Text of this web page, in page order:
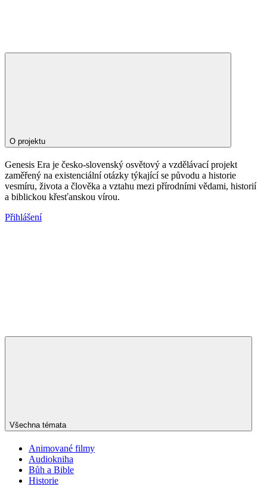
O projektu
Genesis Era je česko-slovenský osvětový a vzdělávací projekt
zaměřený na existenciální otázky týkající se původu a historie
vesmíru, života a člověka a vztahu mezi přírodními vědami, historií
a biblickou křesťanskou vírou.
Přihlášení
Všechna témata
Animované filmy
Audiokniha
Bůh a Bible
Historie